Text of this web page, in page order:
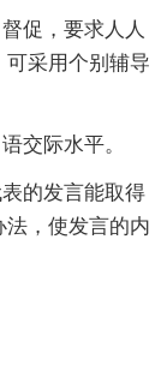
促，要求人人
采用个别辅导
交际水平。
的发言能取得
，使发言的内